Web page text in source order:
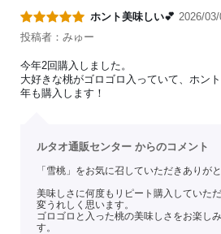
ホント美味しい💕 2026/
投稿者：みゅー
今年2回購入しました。
大好きな桃がゴロゴロ入っていて、ホン
年も購入します！
ルタオ通販センター からのコメント
「雪桃」をお気に召していただきありが
美味しさに何度もリピート購入していた
変うれしく思います。
ゴロゴロと入った桃の美味しさをお楽し
す。